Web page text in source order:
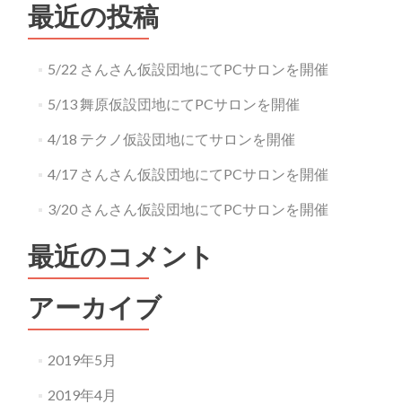
最近の投稿
5/22 さんさん仮設団地にてPCサロンを開催
5/13 舞原仮設団地にてPCサロンを開催
4/18 テクノ仮設団地にてサロンを開催
4/17 さんさん仮設団地にてPCサロンを開催
3/20 さんさん仮設団地にてPCサロンを開催
最近のコメント
アーカイブ
2019年5月
2019年4月